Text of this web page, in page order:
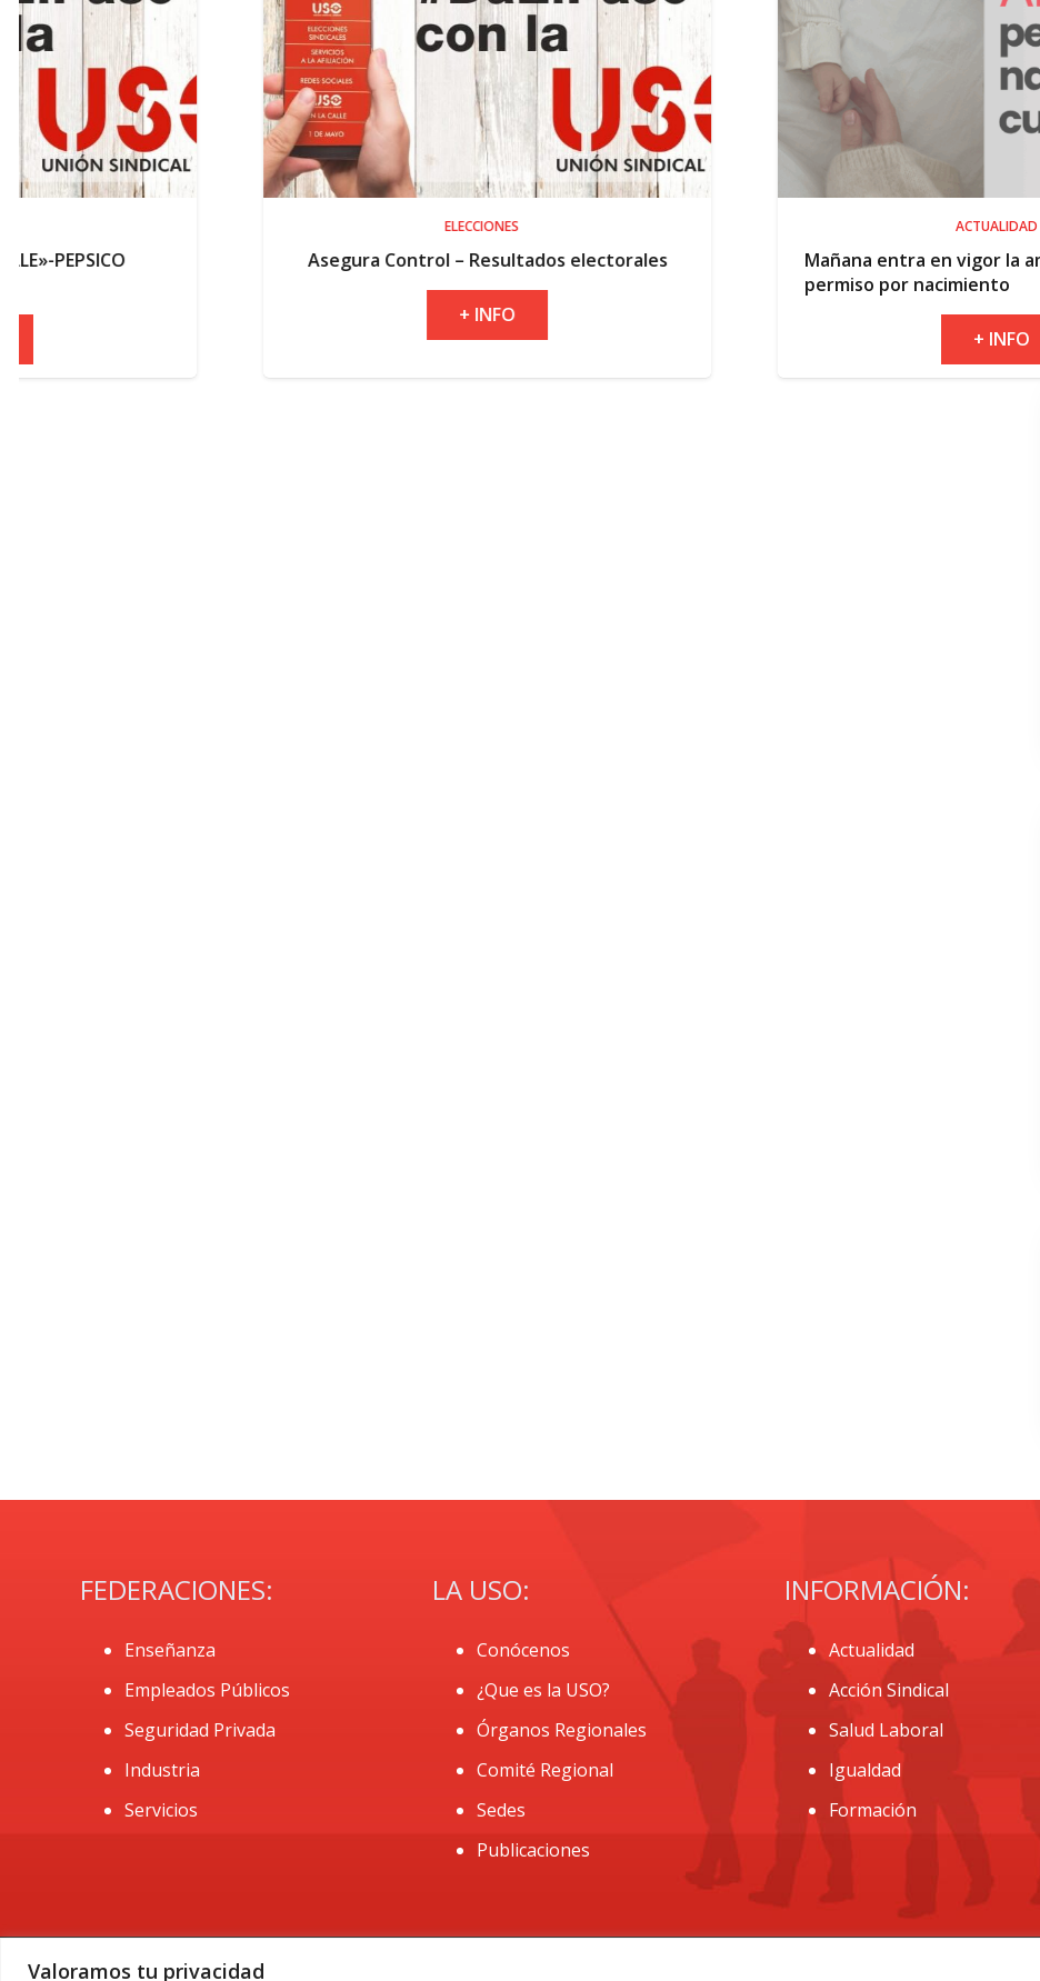
Valoramos tu privacidad
Asegura Control – Resultados electorales
Mañana entra en vigor la ampliación del
permiso por nacimiento
FEDERACIONES:
Enseñanza
Empleados Públicos
Seguridad Privada
Industria
Servicios
LA USO:
Conócenos
¿Que es la USO?
Órganos Regionales
Comité Regional
Sedes
Publicaciones
INFORMACIÓN:
Actualidad
Acción Sindical
Salud Laboral
Igualdad
Formación